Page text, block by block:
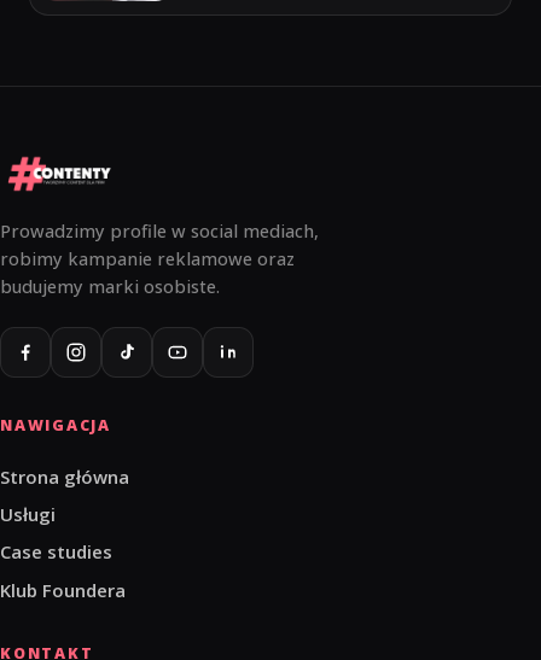
Prowadzimy profile w social mediach,
robimy kampanie reklamowe oraz
budujemy marki osobiste.
NAWIGACJA
Strona główna
Usługi
Case studies
Klub Foundera
KONTAKT